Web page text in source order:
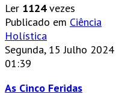
Ler 1124vezes
Publicado em Ciência
Holística
Segunda, 15 Julho 2024
01:39
As Cinco Feridas